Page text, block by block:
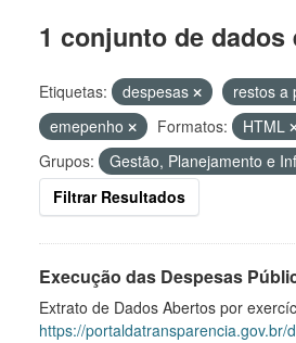
1 conjunto de dados
Etiquetas: despesas
restos a
emepenho
Formatos: HTML
Grupos:
Gestão, Planejamento e
Filtrar Resultados
Execução das Despesas
Extrato de Dados Abertos por
https://portaldatransparencia.gov.br/